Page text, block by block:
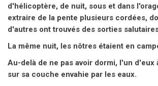
d'hélicoptère, de nuit, sous et dans
extraire de la pente plusieurs cordées,
d'autres ont trouvés des sorties
La même nuit, les nôtres étaient en
Au-delà de ne pas avoir dormi, l'un d'eux
sur sa couche envahie par les eaux.